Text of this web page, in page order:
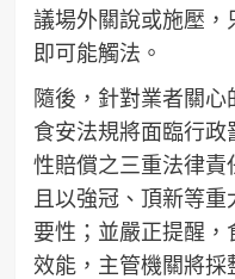
議場外關說或施壓
即可能觸法。
隨後，針對業者關
食安法規將面臨行
性賠償之三重法律責
且以強冠、頂新等
要性；並嚴正提醒
效能，主管機關將採